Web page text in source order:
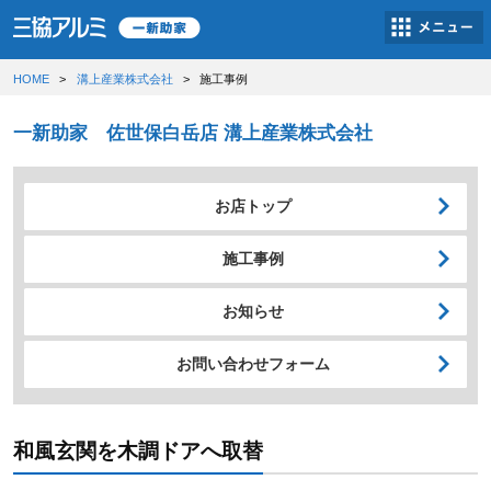
HOME 溝上産業株式会社 施工事例
一新助家 佐世保白岳店 溝上産業株式会社
お店トップ
施工事例
お知らせ
お問い合わせフォーム
和風玄関を木調ドアへ取替